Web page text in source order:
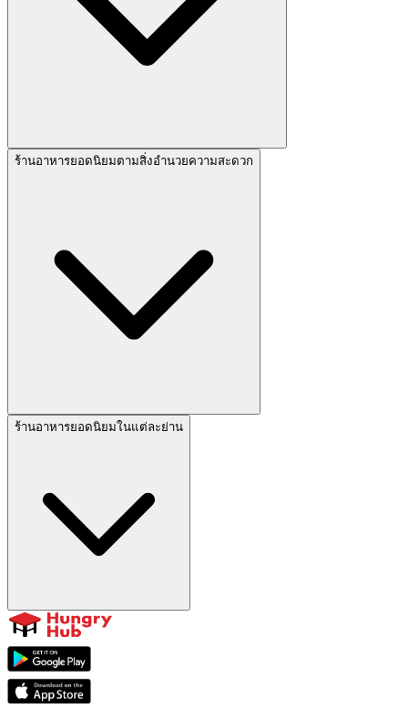
ร้านอาหารยอดนิยมตามสิ่งอำนวยความสะดวก
ร้านอาหารยอดนิยมในแต่ละย่าน